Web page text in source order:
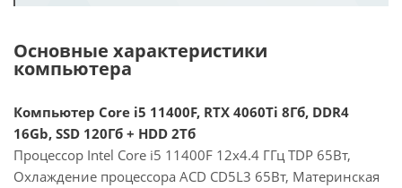
Основные характеристики
компьютера
Компьютер Core i5 11400F, RTX 4060Ti 8Гб, DDR4
16Gb, SSD 120Гб + HDD 2Тб
Процессор Intel Core i5 11400F 12x4.4 ГГц TDP 65Вт,
Охлаждение процессора ACD CD5L3 65Вт, Материнская